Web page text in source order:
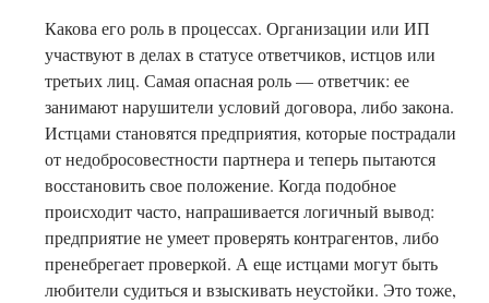
Какова его роль в процессах. Организации или ИП
участвуют в делах в статусе ответчиков, истцов или
третьих лиц. Самая опасная роль — ответчик: ее
занимают нарушители условий договора, либо закона.
Истцами становятся предприятия, которые пострадали
от недобросовестности партнера и теперь пытаются
восстановить свое положение. Когда подобное
происходит часто, напрашивается логичный вывод:
предприятие не умеет проверять контрагентов, либо
пренебрегает проверкой. А еще истцами могут быть
любители судиться и взыскивать неустойки. Это тоже,